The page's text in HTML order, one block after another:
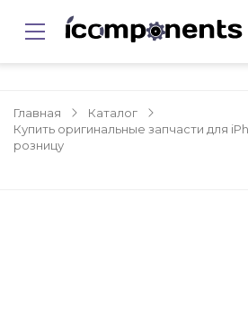
Главная
Каталог
Купить оригинальные запчасти для
розницу